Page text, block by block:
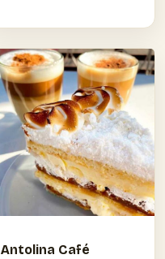
Antolina Café